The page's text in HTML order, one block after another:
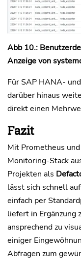
Abb 10.:
Anzeige von
Für SAP HANA-
darüber hinaus
direkt einen
Fazit
Mit Prometheus
Monitoring-Stack
Projekten als
lässt sich schnell
einfach per
liefert in Ergänzung
ansprechend zu
einiger
Abfragen zum